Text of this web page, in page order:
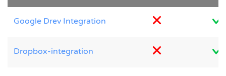
Google Drev Integration
Dropbox-integration